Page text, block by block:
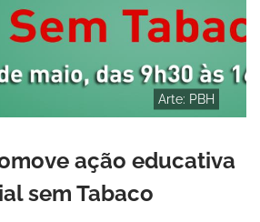
Arte: PBH
ação educativa
sem Tabaco